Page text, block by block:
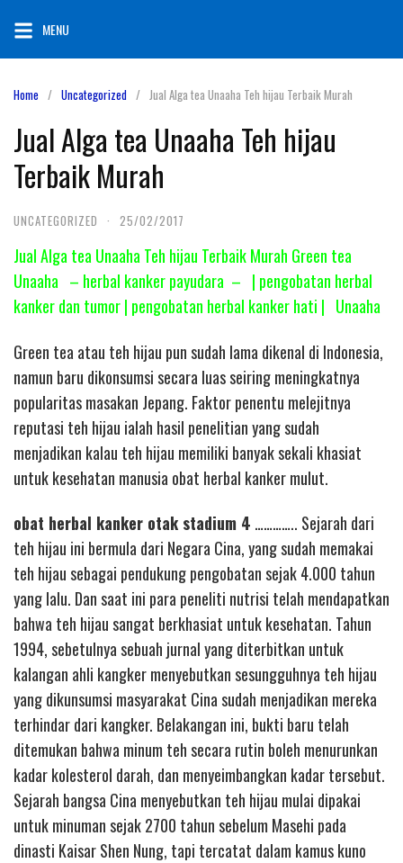
content
MENU
Home Uncategorized Jual Alga tea Unaaha Teh hijau Terbaik Murah
Jual Alga tea Unaaha Teh hijau
Terbaik Murah
UNCATEGORIZED · 25/02/2017
Jual Alga tea Unaaha Teh hijau Terbaik Murah Green tea
Unaaha – herbal kanker payudara – | pengobatan herbal
kanker dan tumor | pengobatan herbal kanker hati | Unaaha
Green tea atau teh hijau pun sudah lama dikenal di Indonesia,
namun baru dikonsumsi secara luas seiring meningkatnya
popularitas masakan Jepang. Faktor penentu melejitnya
reputasi teh hijau ialah hasil penelitian yang sudah
menjadikan kalau teh hijau memiliki banyak sekali khasiat
untuk kesehatan manusia obat herbal kanker mulut.
obat herbal kanker otak stadium 4 ………….. Sejarah dari
teh hijau ini bermula dari Negara Cina, yang sudah memakai
teh hijau sebagai pendukung pengobatan sejak 4.000 tahun
yang lalu. Dan saat ini para peneliti nutrisi telah mendapatkan
bahwa teh hijau sangat berkhasiat untuk kesehatan. Tahun
1994, sebetulnya sebuah jurnal yang diterbitkan untuk
kalangan ahli kangker menyebutkan sesungguhnya teh hijau
yang dikunsumsi masyarakat Cina sudah menjadikan mereka
terhindar dari kangker. Belakangan ini, bukti baru telah
ditemukan bahwa minum teh secara rutin boleh menurunkan
kadar kolesterol darah, dan menyeimbangkan kadar tersebut.
Sejarah bangsa Cina menyebutkan teh hijau mulai dipakai
untuk minuman sejak 2700 tahun sebelum Masehi pada
dinasti Kaisar Shen Nung, tapi tercatat dalam kamus kuno